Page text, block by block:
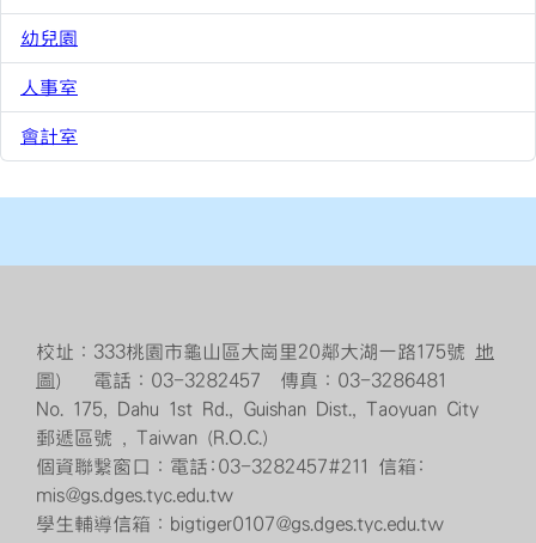
幼兒園
人事室
會計室
校址：333桃園市龜山區大崗里20鄰大湖一路175號 地
圖） 電話：03-3282457 傳真：03-3286481
No. 175, Dahu 1st Rd., Guishan Dist., Taoyuan City
郵遞區號 , Taiwan (R.O.C.)
個資聯繫窗口：電話:03-3282457#211 信箱:
mis@gs.dges.tyc.edu.tw
學生輔導信箱：bigtiger0107@gs.dges.tyc.edu.tw